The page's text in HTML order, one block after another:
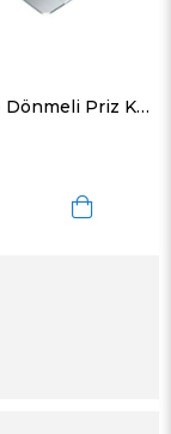
Masa Üstü Mini